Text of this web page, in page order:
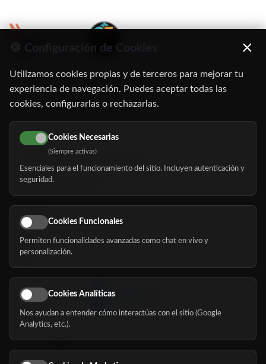
C/ Oruro, 11. 28016 Madrid
91 345 06 26
616 113 103
hola@mundomayor.com
Buscador de residencias
Eventos
Nosotros
Síguenos
🍪 Configuración de Cookies ×
Utilizamos cookies propias y de terceros para mejorar tu
experiencia de navegación. Puedes aceptar todas las
cookies, configurarlas o rechazarlas.
Cookies Necesarias
(Siempre activas)
Esenciales para el funcionamiento del sitio. Incluyen autenticación y
seguridad.
Cookies Funcionales
Permiten funcionalidades avanzadas como chat en vivo y
personalización.
Cookies Analíticas
Nos ayudan a entender cómo interactúas con el sitio (Google
Analytics, etc.).